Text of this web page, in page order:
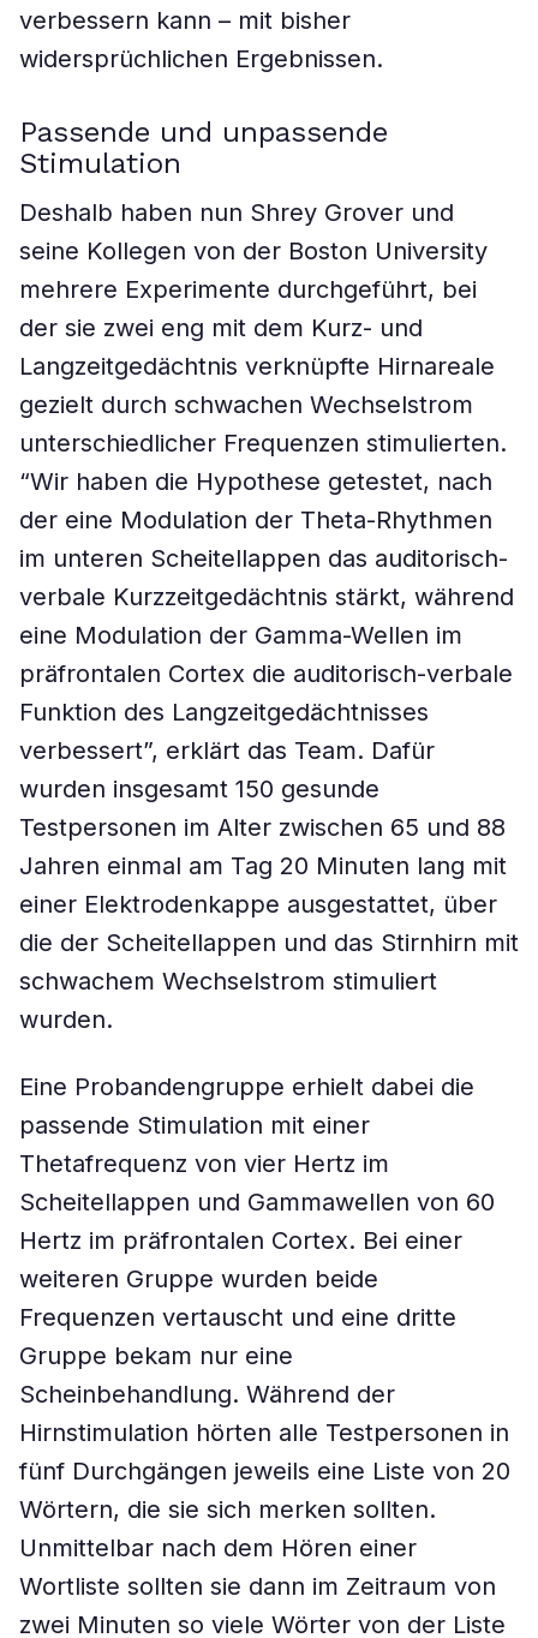
verbessern kann – mit bisher
widersprüchlichen Ergebnissen.
Passende und unpassende
Stimulation
Deshalb haben nun Shrey Grover und
seine Kollegen von der Boston University
mehrere Experimente durchgeführt, bei
der sie zwei eng mit dem Kurz- und
Langzeitgedächtnis verknüpfte Hirnareale
gezielt durch schwachen Wechselstrom
unterschiedlicher Frequenzen stimulierten.
“Wir haben die Hypothese getestet, nach
der eine Modulation der Theta-Rhythmen
im unteren Scheitellappen das auditorisch-
verbale Kurzzeitgedächtnis stärkt, während
eine Modulation der Gamma-Wellen im
präfrontalen Cortex die auditorisch-verbale
Funktion des Langzeitgedächtnisses
verbessert”, erklärt das Team. Dafür
wurden insgesamt 150 gesunde
Testpersonen im Alter zwischen 65 und 88
Jahren einmal am Tag 20 Minuten lang mit
einer Elektrodenkappe ausgestattet, über
die der Scheitellappen und das Stirnhirn mit
schwachem Wechselstrom stimuliert
wurden.
Eine Probandengruppe erhielt dabei die
passende Stimulation mit einer
Thetafrequenz von vier Hertz im
Scheitellappen und Gammawellen von 60
Hertz im präfrontalen Cortex. Bei einer
weiteren Gruppe wurden beide
Frequenzen vertauscht und eine dritte
Gruppe bekam nur eine
Scheinbehandlung. Während der
Hirnstimulation hörten alle Testpersonen in
fünf Durchgängen jeweils eine Liste von 20
Wörtern, die sie sich merken sollten.
Unmittelbar nach dem Hören einer
Wortliste sollten sie dann im Zeitraum von
zwei Minuten so viele Wörter von der Liste